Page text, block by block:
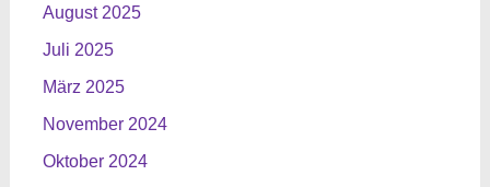
August 2025
Juli 2025
März 2025
November 2024
Oktober 2024